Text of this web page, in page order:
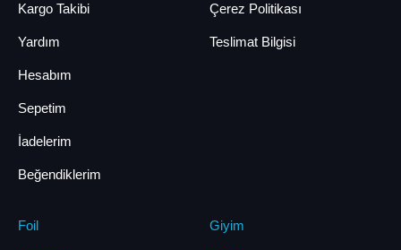
Kargo Takibi
Yardım
Çerez Politikası
Teslimat Bilgisi
Hesabım
Sepetim
İadelerim
Beğendiklerim
Foil Giyim